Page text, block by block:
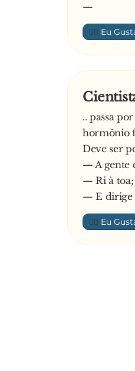
—
👍🏼
.. passa
hormônio
Deve ser
— A gente
— Ri à toa;
— E dirige
👍🏼